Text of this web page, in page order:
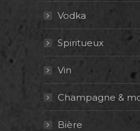
Vodka
Spiritueux
Vin
Champagne &
Bière